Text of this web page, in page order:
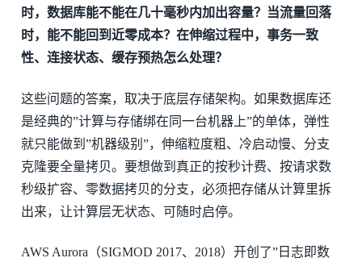
时，数据库能不能在几十毫秒内加出容量？当流量回落
时，能不能回到近零成本？在伸缩过程中，事务一致
性、连接状态、缓存预热怎么处理？
这些问题的答案，取决于底层存储架构。如果数据库还
是经典的”计算与存储绑在同一台机器上”的单体，弹性
就只能做到”机器级别”，伸缩粒度粗、冷启动慢、分支
克隆要全量拷贝。要想做到真正的按秒计费、按请求数
秒级扩容、零数据拷贝的分支，必须把存储从计算里拆
出来，让计算层无状态、可随时启停。
AWS Aurora（SIGMOD 2017、2018）开创了”日志即数